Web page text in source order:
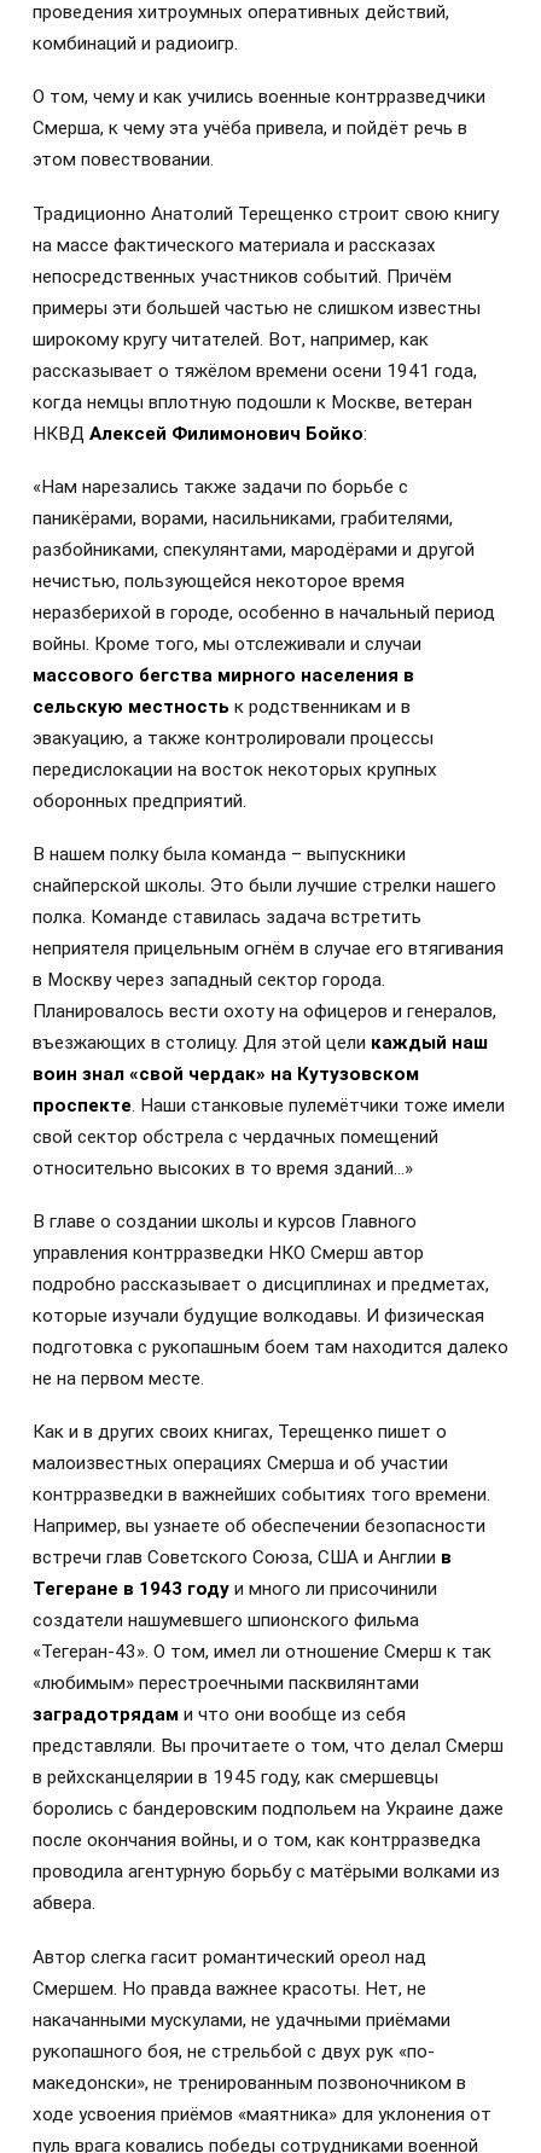
проведения хитроумных оперативных действий,
комбинаций и радиоигр.
О том, чему и как учились военные контрразведчики
Смерша, к чему эта учёба привела, и пойдёт речь в
этом повествовании.
Традиционно Анатолий Терещенко строит свою книгу
на массе фактического материала и рассказах
непосредственных участников событий. Причём
примеры эти большей частью не слишком известны
широкому кругу читателей. Вот, например, как
рассказывает о тяжёлом времени осени 1941 года,
когда немцы вплотную подошли к Москве, ветеран
НКВД Алексей Филимонович Бойко:
«Нам нарезались также задачи по борьбе с
паникёрами, ворами, насильниками, грабителями,
разбойниками, спекулянтами, мародёрами и другой
нечистью, пользующейся некоторое время
неразберихой в городе, особенно в начальный период
войны. Кроме того, мы отслеживали и случаи
массового бегства мирного населения в
сельскую местность к родственникам и в
эвакуацию, а также контролировали процессы
передислокации на восток некоторых крупных
оборонных предприятий.
В нашем полку была команда – выпускники
снайперской школы. Это были лучшие стрелки нашего
полка. Команде ставилась задача встретить
неприятеля прицельным огнём в случае его втягивания
в Москву через западный сектор города.
Планировалось вести охоту на офицеров и генералов,
въезжающих в столицу. Для этой цели каждый наш
воин знал «свой чердак» на Кутузовском
проспекте. Наши станковые пулемётчики тоже имели
свой сектор обстрела с чердачных помещений
относительно высоких в то время зданий...»
В главе о создании школы и курсов Главного
управления контрразведки НКО Смерш автор
подробно рассказывает о дисциплинах и предметах,
которые изучали будущие волкодавы. И физическая
подготовка с рукопашным боем там находится далеко
не на первом месте.
Как и в других своих книгах, Терещенко пишет о
малоизвестных операциях Смерша и об участии
контрразведки в важнейших событиях того времени.
Например, вы узнаете об обеспечении безопасности
встречи глав Советского Союза, США и Англии в
Тегеране в 1943 году и много ли присочинили
создатели нашумевшего шпионского фильма
«Тегеран-43». О том, имел ли отношение Смерш к так
«любимым» перестроечными пасквилянтами
заградотрядам и что они вообще из себя
представляли. Вы прочитаете о том, что делал Смерш
в рейхсканцелярии в 1945 году, как смершевцы
боролись с бандеровским подпольем на Украине даже
после окончания войны, и о том, как контрразведка
проводила агентурную борьбу с матёрыми волками из
абвера.
Автор слегка гасит романтический ореол над
Смершем. Но правда важнее красоты. Нет, не
накачанными мускулами, не удачными приёмами
рукопашного боя, не стрельбой с двух рук «по-
македонски», не тренированным позвоночником в
ходе усвоения приёмов «маятника» для уклонения от
пуль врага ковались победы сотрудниками военной